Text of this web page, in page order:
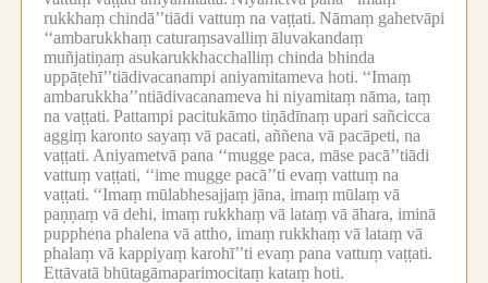
rukkhaṃ chindā’’tiādi vattuṃ na vaṭṭati. Nāmaṃ gahetvāpi
‘‘ambarukkhaṃ caturaṃsavalliṃ āluvakandaṃ
muñjatiṇaṃ asukarukkhacchalliṃ chinda bhinda
uppāṭehī’’tiādivacanampi aniyamitameva hoti. ‘‘Imaṃ
ambarukkha’’ntiādivacanameva hi niyamitaṃ nāma, taṃ
na vaṭṭati. Pattampi pacitukāmo tiṇādīnaṃ upari sañcicca
aggiṃ karonto sayaṃ vā pacati, aññena vā pacāpeti, na
vaṭṭati. Aniyametvā pana ‘‘mugge paca, māse pacā’’tiādi
vattuṃ vaṭṭati, ‘‘ime mugge pacā’’ti evaṃ vattuṃ na
vaṭṭati. ‘‘Imaṃ mūlabhesajjaṃ jāna, imaṃ mūlaṃ vā
paṇṇaṃ vā dehi, imaṃ rukkhaṃ vā lataṃ vā āhara, iminā
pupphena phalena vā attho, imaṃ rukkhaṃ vā lataṃ vā
phalaṃ vā kappiyaṃ karohī’’ti evaṃ pana vattuṃ vaṭṭati.
Ettāvatā bhūtagāmaparimocitaṃ kataṃ hoti.